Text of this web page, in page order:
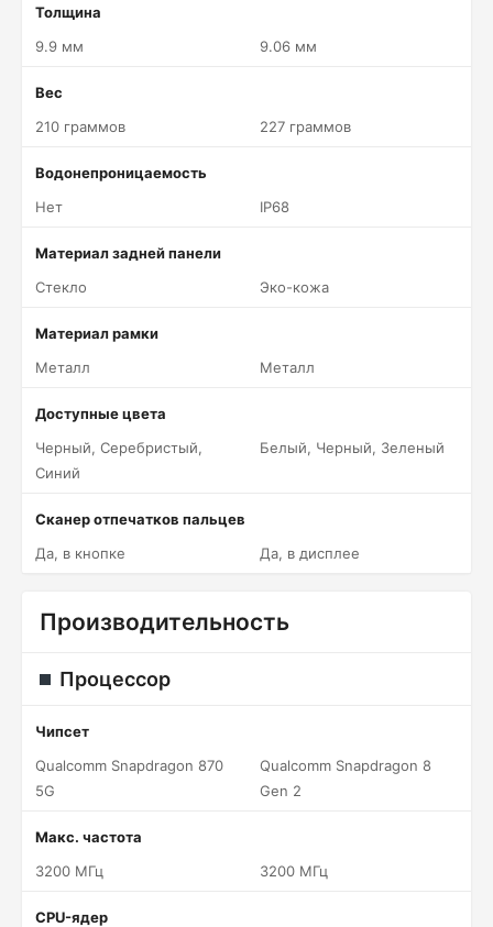
Толщина
9.9 мм
9.06 мм
Вес
210 граммов
227 граммов
Водонепроницаемость
Нет
IP68
Материал задней панели
Стекло
Эко-кожа
Материал рамки
Металл
Металл
Доступные цвета
Черный, Серебристый,
Синий
Белый, Черный, Зеленый
Сканер отпечатков пальцев
Да, в кнопке
Да, в дисплее
Производительность
Процессор
Чипсет
Qualcomm Snapdragon 870
5G
Qualcomm Snapdragon 8
Gen 2
Макс. частота
3200 МГц
3200 МГц
CPU-ядер